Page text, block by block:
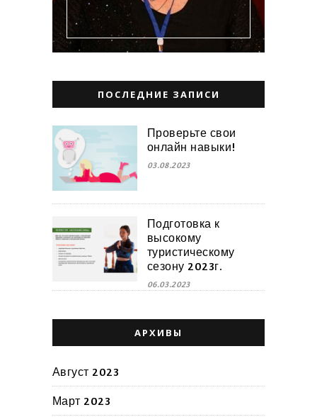
ПОСЛЕДНИЕ ЗАПИСИ
Проверьте свои
онлайн навыки!
03.08.2023
Подготовка к
высокому
туристическому
сезону 2023г.
06.03.2023
АРХИВЫ
Август 2023
Март 2023